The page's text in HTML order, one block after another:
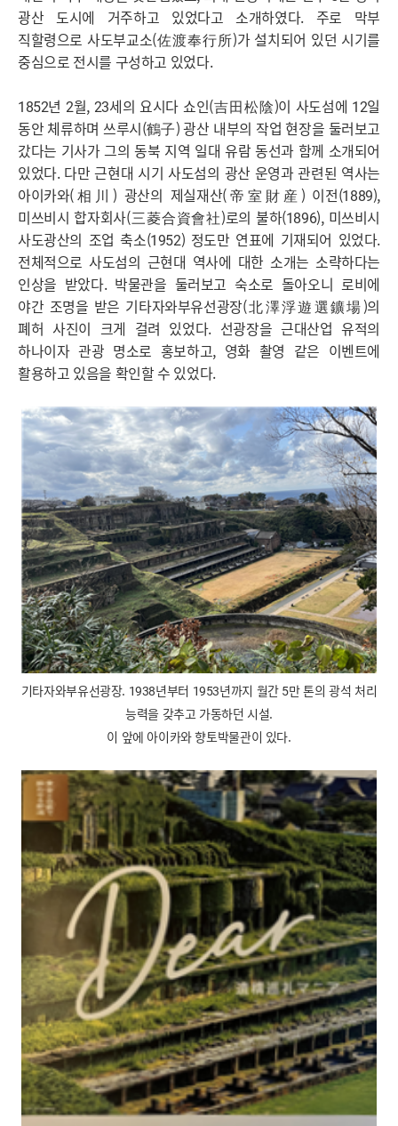
광산 도시에 거주하고 있었다고 소개하였다. 주로 막부
직할령으로 사도부교소(佐渡奉行所)가 설치되어 있던 시기를
중심으로 전시를 구성하고 있었다.
1852년 2월, 23세의 요시다 쇼인(吉田松陰)이 사도섬에 12일
동안 체류하며 쓰루시(鶴子) 광산 내부의 작업 현장을 둘러보고
갔다는 기사가 그의 동북 지역 일대 유람 동선과 함께 소개되어
있었다. 다만 근현대 시기 사도섬의 광산 운영과 관련된 역사는
아이카와(相川) 광산의 제실재산(帝室財産) 이전(1889),
미쓰비시 합자회사(三菱合資會社)로의 불하(1896), 미쓰비시
사도광산의 조업 축소(1952) 정도만 연표에 기재되어 있었다.
전체적으로 사도섬의 근현대 역사에 대한 소개는 소략하다는
인상을 받았다. 박물관을 둘러보고 숙소로 돌아오니 로비에
야간 조명을 받은 기타자와부유선광장(北澤浮遊選鑛場)의
폐허 사진이 크게 걸려 있었다. 선광장을 근대산업 유적의
하나이자 관광 명소로 홍보하고, 영화 촬영 같은 이벤트에
활용하고 있음을 확인할 수 있었다.
기타자와부유선광장. 1938년부터 1953년까지 월간 5만 톤의 광석 처리
능력을 갖추고 가동하던 시설.
이 앞에 아이카와 향토박물관이 있다.